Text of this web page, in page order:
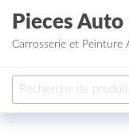
Aller au contenu
Pieces
Carrosserie et Peinture
Recherche pour :